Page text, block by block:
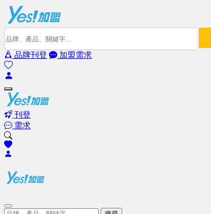
品牌刊登 加盟需求
刊登
需求